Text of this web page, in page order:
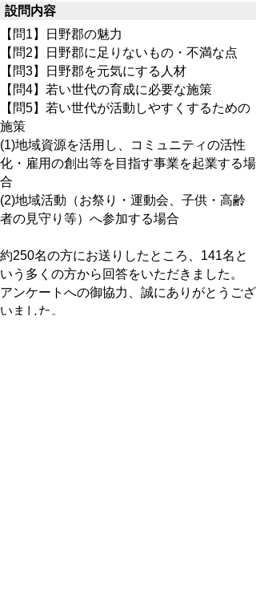
設問内容
【問1】日野郡の魅力
【問2】日野郡に足りないもの・不満な点
【問3】日野郡を元気にする人材
【問4】若い世代の育成に必要な施策
【問5】若い世代が活動しやすくするための
施策
(1)地域資源を活用し、コミュニティの活性
化・雇用の創出等を目指す事業を起業する場
合
(2)地域活動（お祭り・運動会、子供・高齢
者の見守り等）へ参加する場合
約250名の方にお送りしたところ、141名と
いう多くの方から回答をいただきました。
アンケートへの御協力、誠にありがとうござ
いました。